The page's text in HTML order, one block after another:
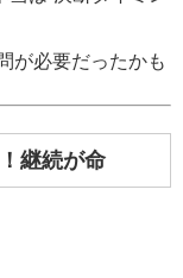
が必要だったかも
継続が命